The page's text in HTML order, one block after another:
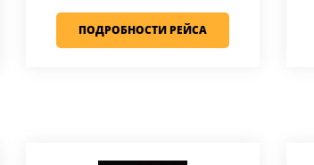
ПОДРОБНОСТИ РЕЙСА